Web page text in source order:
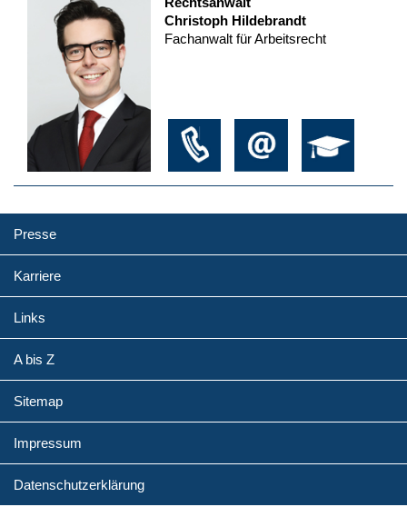
Christoph Hildebrandt
Fachanwalt für Arbeitsrecht
Presse
Karriere
Links
A bis Z
Sitemap
Impressum
Datenschutzerklärung